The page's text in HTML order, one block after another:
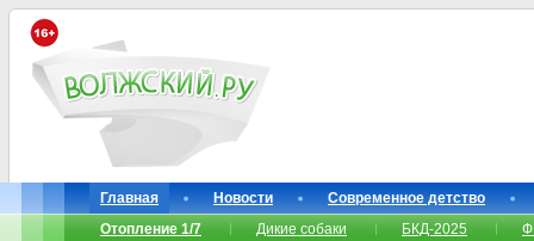
Главная Новости
Современное детство
Отопление 1/7
Дикие собаки БКД-2025